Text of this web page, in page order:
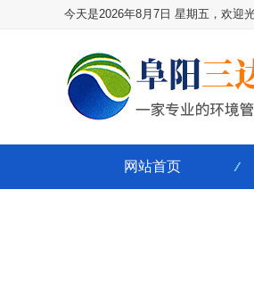
今天是2026年8月7日 星期五，欢迎
网站首页